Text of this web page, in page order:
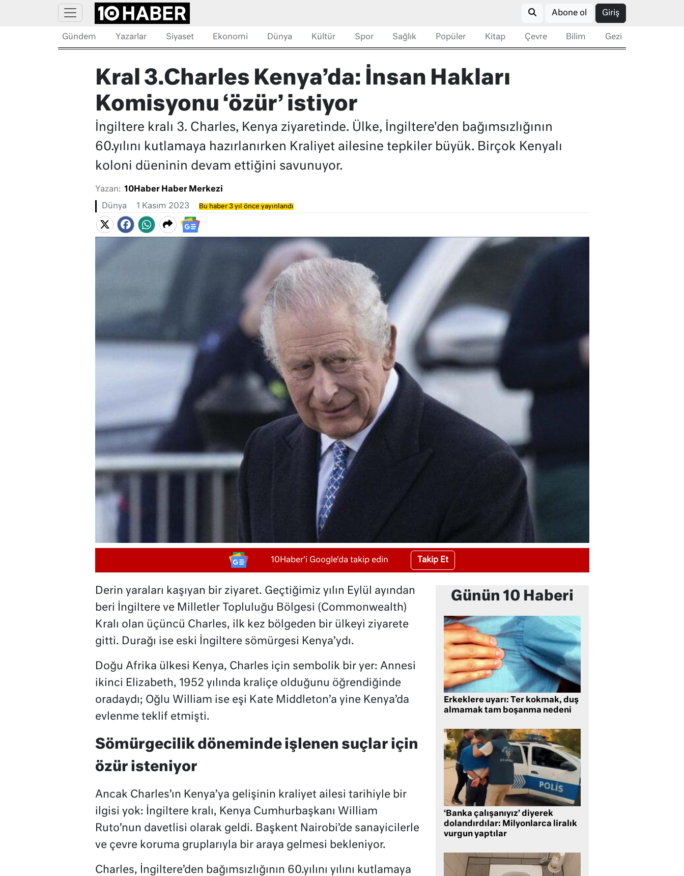
Abone ol Giriş
Gündem Yazarlar Siyaset Ekonomi Dünya Kültür Spor Sağlık Popüler Kitap Çevre Bilim Gezi
Kral 3.Charles Kenya’da: İnsan Hakları
Komisyonu ‘özür’ istiyor
İngiltere kralı 3. Charles, Kenya ziyaretinde. Ülke, İngiltere'den bağımsızlığının
60.yılını kutlamaya hazırlanırken Kraliyet ailesine tepkiler büyük. Birçok Kenyalı
koloni düeninin devam ettiğini savunuyor.
Yazan: 10Haber Haber Merkezi
Dünya 1 Kasım 2023 Bu haber 3 yıl önce yayınlandı
10Haber'i Google'da takip edin Takip Et
Derin yaraları kaşıyan bir ziyaret. Geçtiğimiz yılın Eylül ayından
beri İngiltere ve Milletler Topluluğu Bölgesi (Commonwealth)
Kralı olan üçüncü Charles, ilk kez bölgeden bir ülkeyi ziyarete
gitti. Durağı ise eski İngiltere sömürgesi Kenya’ydı.
Doğu Afrika ülkesi Kenya, Charles için sembolik bir yer: Annesi
ikinci Elizabeth, 1952 yılında kraliçe olduğunu öğrendiğinde
oradaydı; Oğlu William ise eşi Kate Middleton’a yine Kenya’da
evlenme teklif etmişti.
Sömürgecilik döneminde işlenen suçlar için
özür isteniyor
Ancak Charles’ın Kenya’ya gelişinin kraliyet ailesi tarihiyle bir
ilgisi yok: İngiltere kralı, Kenya Cumhurbaşkanı William
Ruto’nun davetlisi olarak geldi. Başkent Nairobi’de sanayicilerle
ve çevre koruma gruplarıyla bir araya gelmesi bekleniyor.
Charles, İngiltere’den bağımsızlığının 60.yılını yılını kutlamaya
Günün 10 Haberi
Erkeklere uyarı: Ter kokmak, duş
almamak tam boşanma nedeni
‘Banka çalışanıyız’ diyerek
dolandırdılar: Milyonlarca liralık
vurgun yaptılar